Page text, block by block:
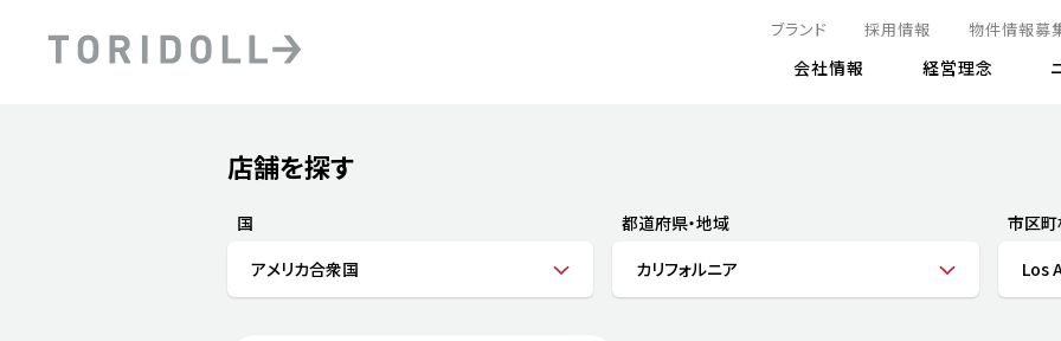
デジタルトランス
フォーメーション戦略
有価証券報告書
財務情報
アナ
粟田社長が語る
トリドールのサステナビリティ
資源循環に向けて
リス
ブランド 採用情報 物件情報募
会社情報 経営理念
店舗を探す
国
アメリカ合衆国
都道府県・地域
カリフォルニア
市区町
Los
Submit a search.